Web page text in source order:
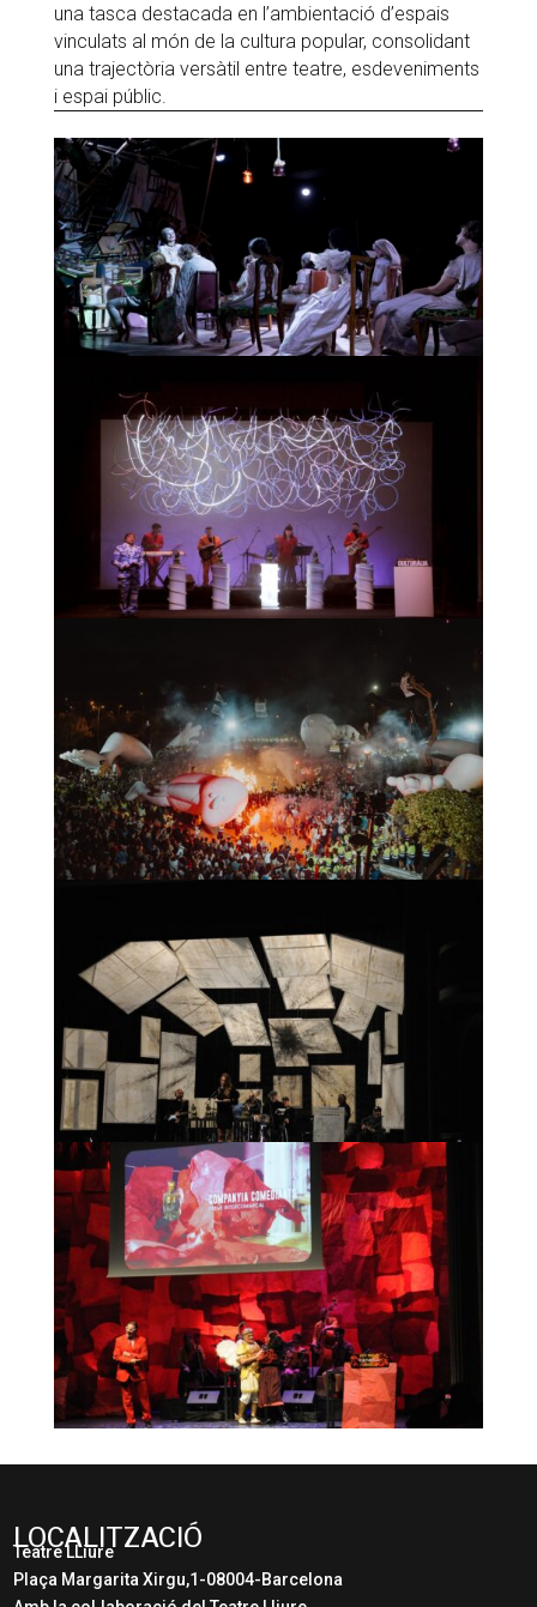
una tasca destacada en l’ambientació d’espais
vinculats al món de la cultura popular, consolidant
una trajectòria versàtil entre teatre, esdeveniments
i espai públic.
LOCALITZACIÓ
Teatre LLiure
Plaça Margarita Xirgu,1-08004-Barcelona